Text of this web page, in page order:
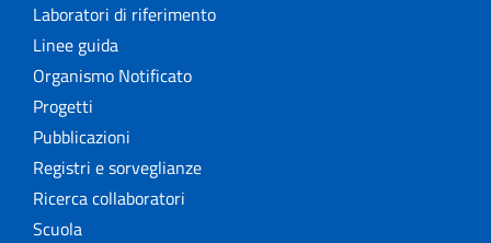
Laboratori di riferimento
Linee guida
Organismo Notificato
Progetti
Pubblicazioni
Registri e sorveglianze
Ricerca collaboratori
Scuola